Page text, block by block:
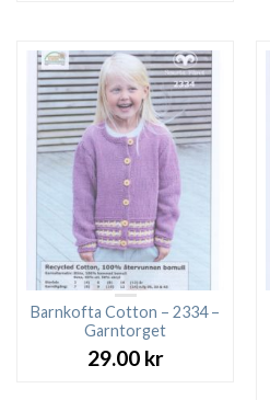
Barnkofta Cotton – 2334 –
Garntorget
29.00 kr